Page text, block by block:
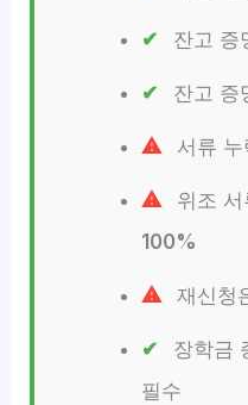
잔고 증
잔고 증
서류 누
위조 서
100%
재신청
장학금
필수